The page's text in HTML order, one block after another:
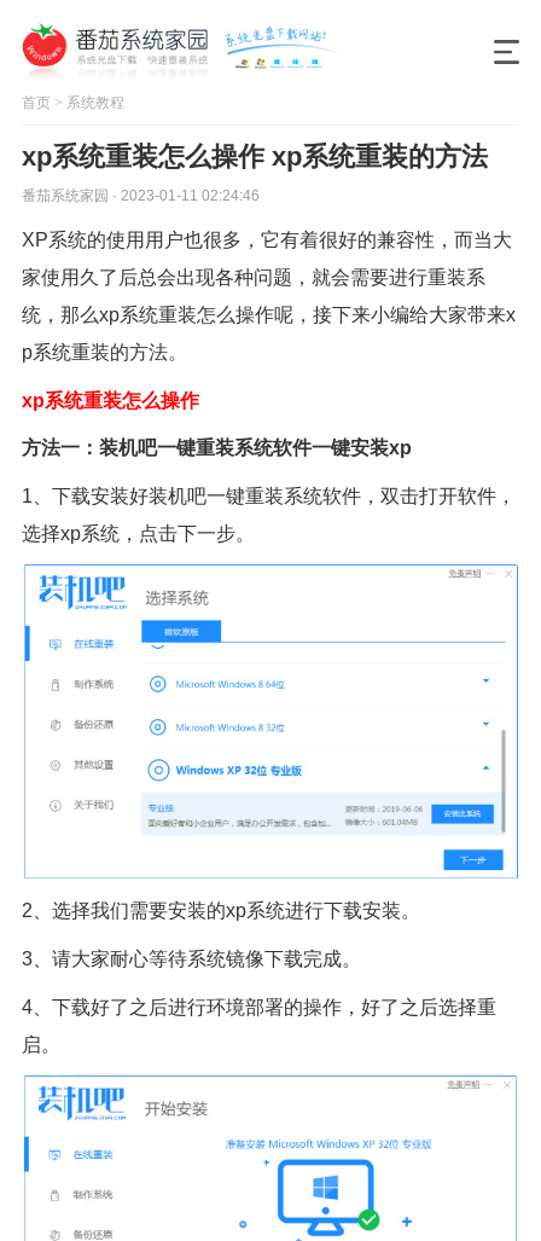
首页> 系统教程
xp系统重装怎么操作 xp系统重装的方法
番茄系统家园 · 2023-01-11 02:24:46
XP系统的使用用户也很多，它有着很好的兼容性，而当大
家使用久了后总会出现各种问题，就会需要进行重装系
统，那么xp系统重装怎么操作呢，接下来小编给大家带来x
p系统重装的方法。
xp系统重装怎么操作
方法一：装机吧一键重装系统软件一键安装xp
1、下载安装好装机吧一键重装系统软件，双击打开软件，
选择xp系统，点击下一步。
2、选择我们需要安装的xp系统进行下载安装。
3、请大家耐心等待系统镜像下载完成。
4、下载好了之后进行环境部署的操作，好了之后选择重
启。